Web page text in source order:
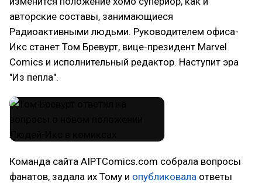
авторские составы, занимающиеся
Радиоактивными людьми. Руководителем офиса-
Икс станет Том Бревурт, вице-президент Marvel
Comics и исполнительный редактор. Наступит эра
"Из пепла".
Команда сайта AIPTComics.com собрала вопросы
фанатов, задала их Тому и опубликовала ответы